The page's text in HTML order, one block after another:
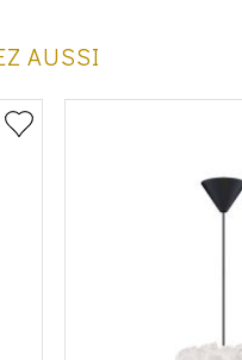
AUSSI